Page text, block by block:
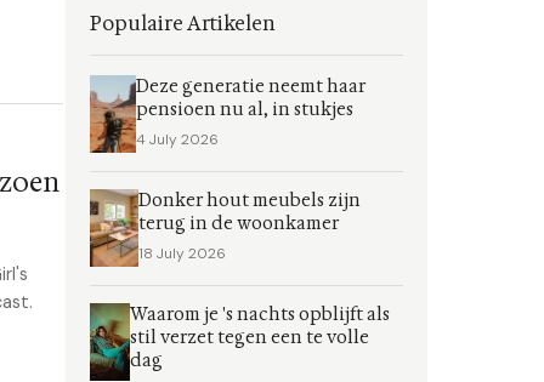
Populaire Artikelen
Deze generatie neemt haar
pensioen nu al, in stukjes
4 July 2026
Donker hout meubels zijn
terug in de woonkamer
18 July 2026
Waarom je 's nachts opblijft als
stil verzet tegen een te volle
dag